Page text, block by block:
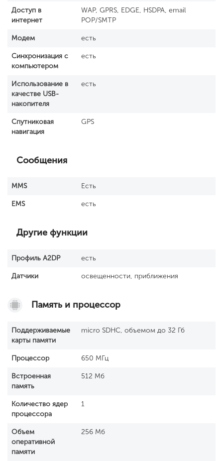
Доступ в
интернет
WAP, GPRS, EDGE, HSDPA, email
POP/SMTP
Модем есть
Синхронизация с
компьютером
есть
Использование в
качестве USB-
накопителя
есть
Спутниковая
навигация
GPS
Сообщения
MMS Есть
EMS есть
Другие функции
Профиль A2DP есть
Датчики освещенности, приближения
Память и процессор
Поддерживаемые
карты памяти
micro SDHC, объемом до 32 Гб
Процессор 650 МГц
Встроенная
память
512 Мб
Количество ядер
процессора
1
Объем
оперативной
памяти
256 Мб